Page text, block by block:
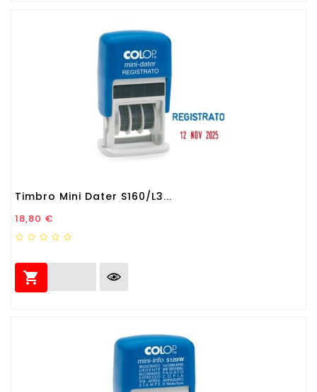
Timbro Mini Dater S160/L3...
Prezzo
18,80 €
